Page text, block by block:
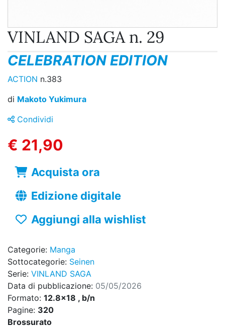
VINLAND SAGA n. 29
CELEBRATION EDITION
ACTION n.383
di Makoto Yukimura
Condividi
€ 21,90
Acquista ora
Edizione digitale
Aggiungi alla wishlist
Categorie: Manga
Sottocategorie: Seinen
Serie: VINLAND SAGA
Data di pubblicazione: 05/05/2026
Formato: 12.8x18 , b/n
Pagine: 320
Brossurato